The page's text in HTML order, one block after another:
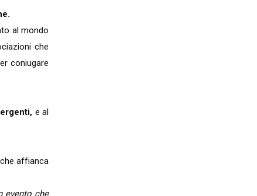
al mondo
che
coniugare
e al
affianca
evento che